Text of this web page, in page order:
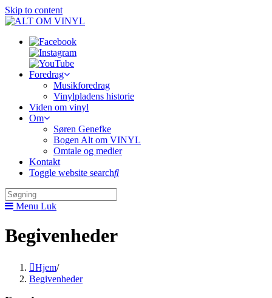
Skip to content
Foredrag
Musikforedrag
Vinylpladens historie
Viden om vinyl
Om
Søren Genefke
Bogen Alt om VINYL
Omtale og medier
Kontakt
Toggle website search
Menu Luk
Begivenheder
Hjem/
Begivenheder